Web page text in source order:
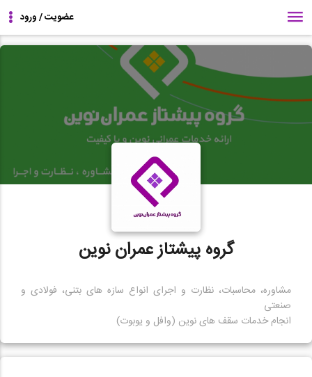
گروه پیشتاز عمران نوین
مشاوره، محاسبات، نظارت و اجرای انواع سازه های بتنی، فولادی و
انجام خدمات سقف های نوین (وافل و یوبوت)